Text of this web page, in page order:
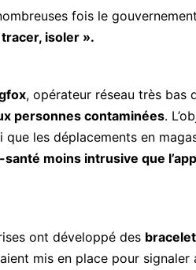
fois le
isoler ».
, opérateur réseau très bas
personnes contaminées.
les déplacements en
moins intrusive que
ont développé des
mis en place pour